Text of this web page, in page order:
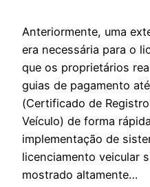
Anteriormente, uma
era necessária para o
que os proprietários
guias de pagamento
(Certificado de
Veículo) de forma
implementação de
licenciamento veicular
mostrado altamente…